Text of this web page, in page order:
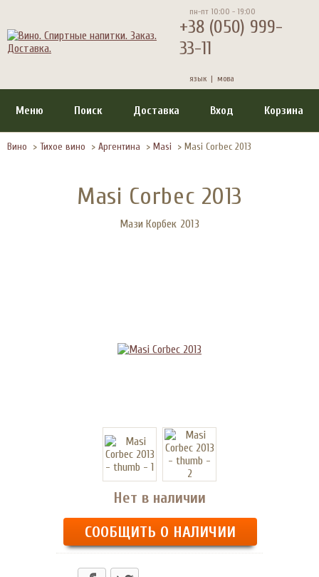
пн-пт 10:00 - 19:00
+38 (050) 999-
33-11
язык | мова
Меню Поиск Доставка Вход Корзина
Вино > Тихое вино > Аргентина > Masi > Masi Corbec 2013
Masi Corbec 2013
Мази Корбек 2013
Нет в наличии
СООБЩИТЬ О НАЛИЧИИ